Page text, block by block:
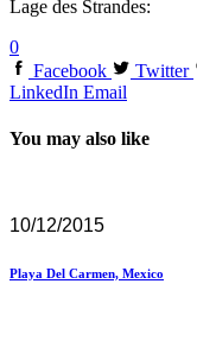
Lage des Strandes:
0
Facebook
Twitter
LinkedIn Email
You may also like
10/12/2015
Playa Del Carmen, Mexico